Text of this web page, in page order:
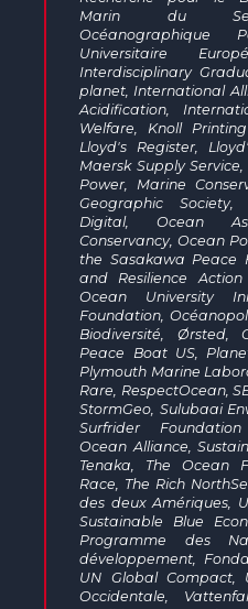
Marin du
Océanographique
Universitaire
Interdisciplinary
planet, International
Acidification,
Welfare, Knoll
Lloyd's Register,
Maersk Supply
Power, Marine
Geographic Society,
Digital, Ocean
Conservancy, Ocean
the Sasakawa Peace
and Resilience
Ocean University
Foundation,
Biodiversité, Ørsted,
Peace Boat US,
Plymouth Marine
Rare, RespectOcean,
StormGeo, Sulubaai
Surfrider
Ocean Alliance,
Tenaka, The Ocean
Race, The Rich
des deux Amériques,
Sustainable Blue
Programme des
développement,
UN Global Compact,
Occidentale,